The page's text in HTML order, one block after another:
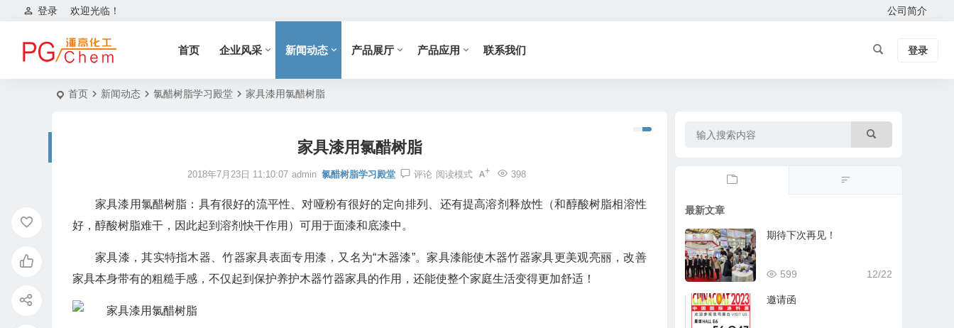
欢迎光临！
登录 公司简介
首页 企业风采 新闻动态 产品展厅 产品应用 联系我们 登录
首页 新闻动态 氯醋树脂学习殿堂 家具漆用氯醋树脂
家具漆用氯醋树脂
2018年7月23日 11:10:07 admin 氯醋树脂学习殿堂 评论 398
阅读模式
家具漆用氯醋树脂：具有很好的流平性、对哑粉有很好的定向排列、还有提高溶剂释放性（和醇酸树脂相溶性
好，醇酸树脂难干，因此起到溶剂快干作用）可用于面漆和底漆中。
家具漆，其实特指木器、竹器家具表面专用漆，又名为“木器漆”。家具漆能使木器竹器家具更美观亮丽，改善
家具本身带有的粗糙手感，不仅起到保护养护木器竹器家具的作用，还能使整个家庭生活变得更加舒适！
最新文章
期待下次再见！
12/22
599
邀请函